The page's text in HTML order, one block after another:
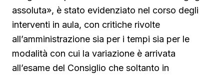
assoluta», è stato evidenziato nel corso degli
interventi in aula, con critiche rivolte
all’amministrazione sia per i tempi sia per le
modalità con cui la variazione è arrivata
all’esame del Consiglio che soltanto in